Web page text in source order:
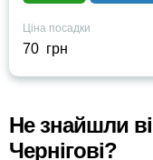
Ціна посадки
70 грн
Не знайшли
Чернігові?